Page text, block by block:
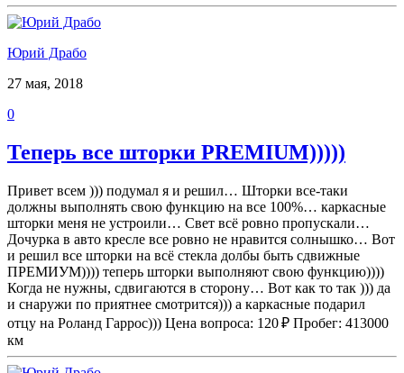
Юрий Драбо
27 мая, 2018
0
Теперь все шторки PREMIUM)))))
Привет всем ))) подумал я и решил… Шторки все-таки
должны выполнять свою функцию на все 100%… каркасные
шторки меня не устроили… Свет всё ровно пропускали…
Дочурка в авто кресле все ровно не нравится солнышко… Вот
и решил все шторки на всё стекла долбы быть сдвижные
ПРЕМИУМ)))) теперь шторки выполняют свою функцию))))
Когда не нужны, сдвигаются в сторону… Вот как то так ))) да
и снаружи по приятнее смотрится))) а каркасные подарил
отцу на Роланд Гаррос))) Цена вопроса: 120 ₽ Пробег: 413000
км